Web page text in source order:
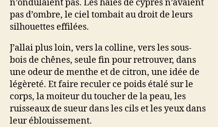
n’ondulaient pas. Les haies de cyprès n’avaient
pas d’ombre, le ciel tombait au droit de leurs
silhouettes effilées.
J’allai plus loin, vers la colline, vers les sous-
bois de chênes, seule fin pour retrouver, dans
une odeur de menthe et de citron, une idée de
légèreté. Et faire reculer ce poids étalé sur le
corps, la moiteur du toucher de la peau, les
ruisseaux de sueur dans les cils et les yeux dans
leur éblouissement.